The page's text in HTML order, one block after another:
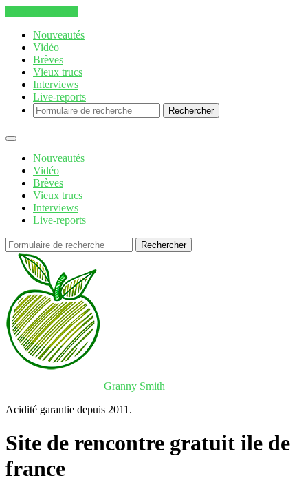
Nouveautés
Vidéo
Brèves
Vieux trucs
Interviews
Live-reports
Rechercher
Nouveautés
Vidéo
Brèves
Vieux trucs
Interviews
Live-reports
Rechercher
Granny Smith
Acidité garantie depuis 2011.
Site de rencontre gratuit ile de
france